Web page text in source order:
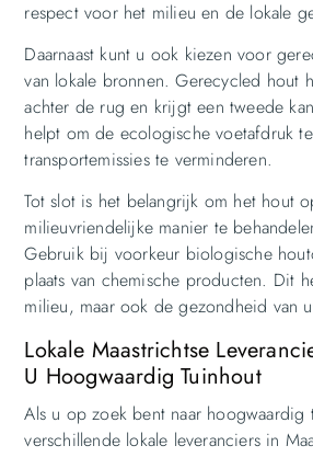
respect voor het milieu en de lokale
Daarnaast kunt u ook kiezen voor
van lokale bronnen. Gerecycled hout
achter de rug en krijgt een tweede
helpt om de ecologische voetafdruk
transportemissies te verminderen.
Tot slot is het belangrijk om het hout
milieuvriendelijke manier te
Gebruik bij voorkeur biologische
plaats van chemische producten. Dit
milieu, maar ook de gezondheid van
Lokale Maastrichtse
U Hoogwaardig Tuinhout
Als u op zoek bent naar
verschillende lokale leveranciers in